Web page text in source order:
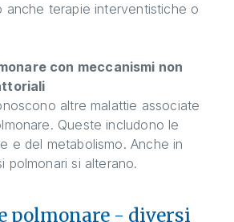
anche terapie interventistiche o
con meccanismi non
altre malattie associate
Queste includono le
e del metabolismo. Anche in
polmonari si alterano.
polmonare - diversi